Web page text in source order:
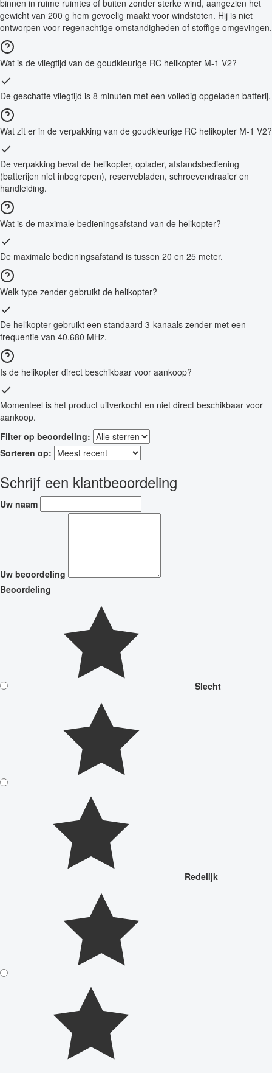
binnen in ruime ruimtes of buiten zonder sterke wind, aangezien het
gewicht van 200 g hem gevoelig maakt voor windstoten. Hij is niet
ontworpen voor regenachtige omstandigheden of stoffige omgevingen.
Wat is de vliegtijd van de goudkleurige RC helikopter M-1 V2?
De geschatte vliegtijd is 8 minuten met een volledig opgeladen batterij.
Wat zit er in de verpakking van de goudkleurige RC helikopter M-1 V2?
De verpakking bevat de helikopter, oplader, afstandsbediening
(batterijen niet inbegrepen), reservebladen, schroevendraaier en
handleiding.
Wat is de maximale bedieningsafstand van de helikopter?
De maximale bedieningsafstand is tussen 20 en 25 meter.
Welk type zender gebruikt de helikopter?
De helikopter gebruikt een standaard 3-kanaals zender met een
frequentie van 40.680 MHz.
Is de helikopter direct beschikbaar voor aankoop?
Momenteel is het product uitverkocht en niet direct beschikbaar voor
aankoop.
Filter op beoordeling:
Sorteren op:
Schrijf een klantbeoordeling
Uw naam
Uw beoordeling
Beoordeling
Slecht
Redelijk